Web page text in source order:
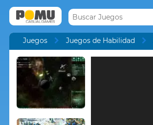
Juegos Juegos de Habilidad